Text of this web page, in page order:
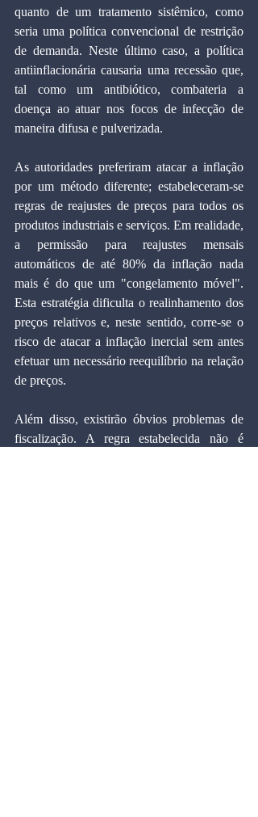
quanto de um tratamento sistêmico, como
seria uma política convencional de restrição
de demanda. Neste último caso, a política
antiinflacionária causaria uma recessão que,
tal como um antibiótico, combateria a
doença ao atuar nos focos de infecção de
maneira difusa e pulverizada.
As autoridades preferiram atacar a inflação
por um método diferente; estabeleceram-se
regras de reajustes de preços para todos os
produtos industriais e serviços. Em realidade,
a permissão para reajustes mensais
automáticos de até 80% da inflação nada
mais é do que um "congelamento móvel".
Esta estratégia dificulta o realinhamento dos
preços relativos e, neste sentido, corre-se o
risco de atacar a inflação inercial sem antes
efetuar um necessário reequilíbrio na relação
de preços.
Além disso, existirão óbvios problemas de
fiscalização. A regra estabelecida não é